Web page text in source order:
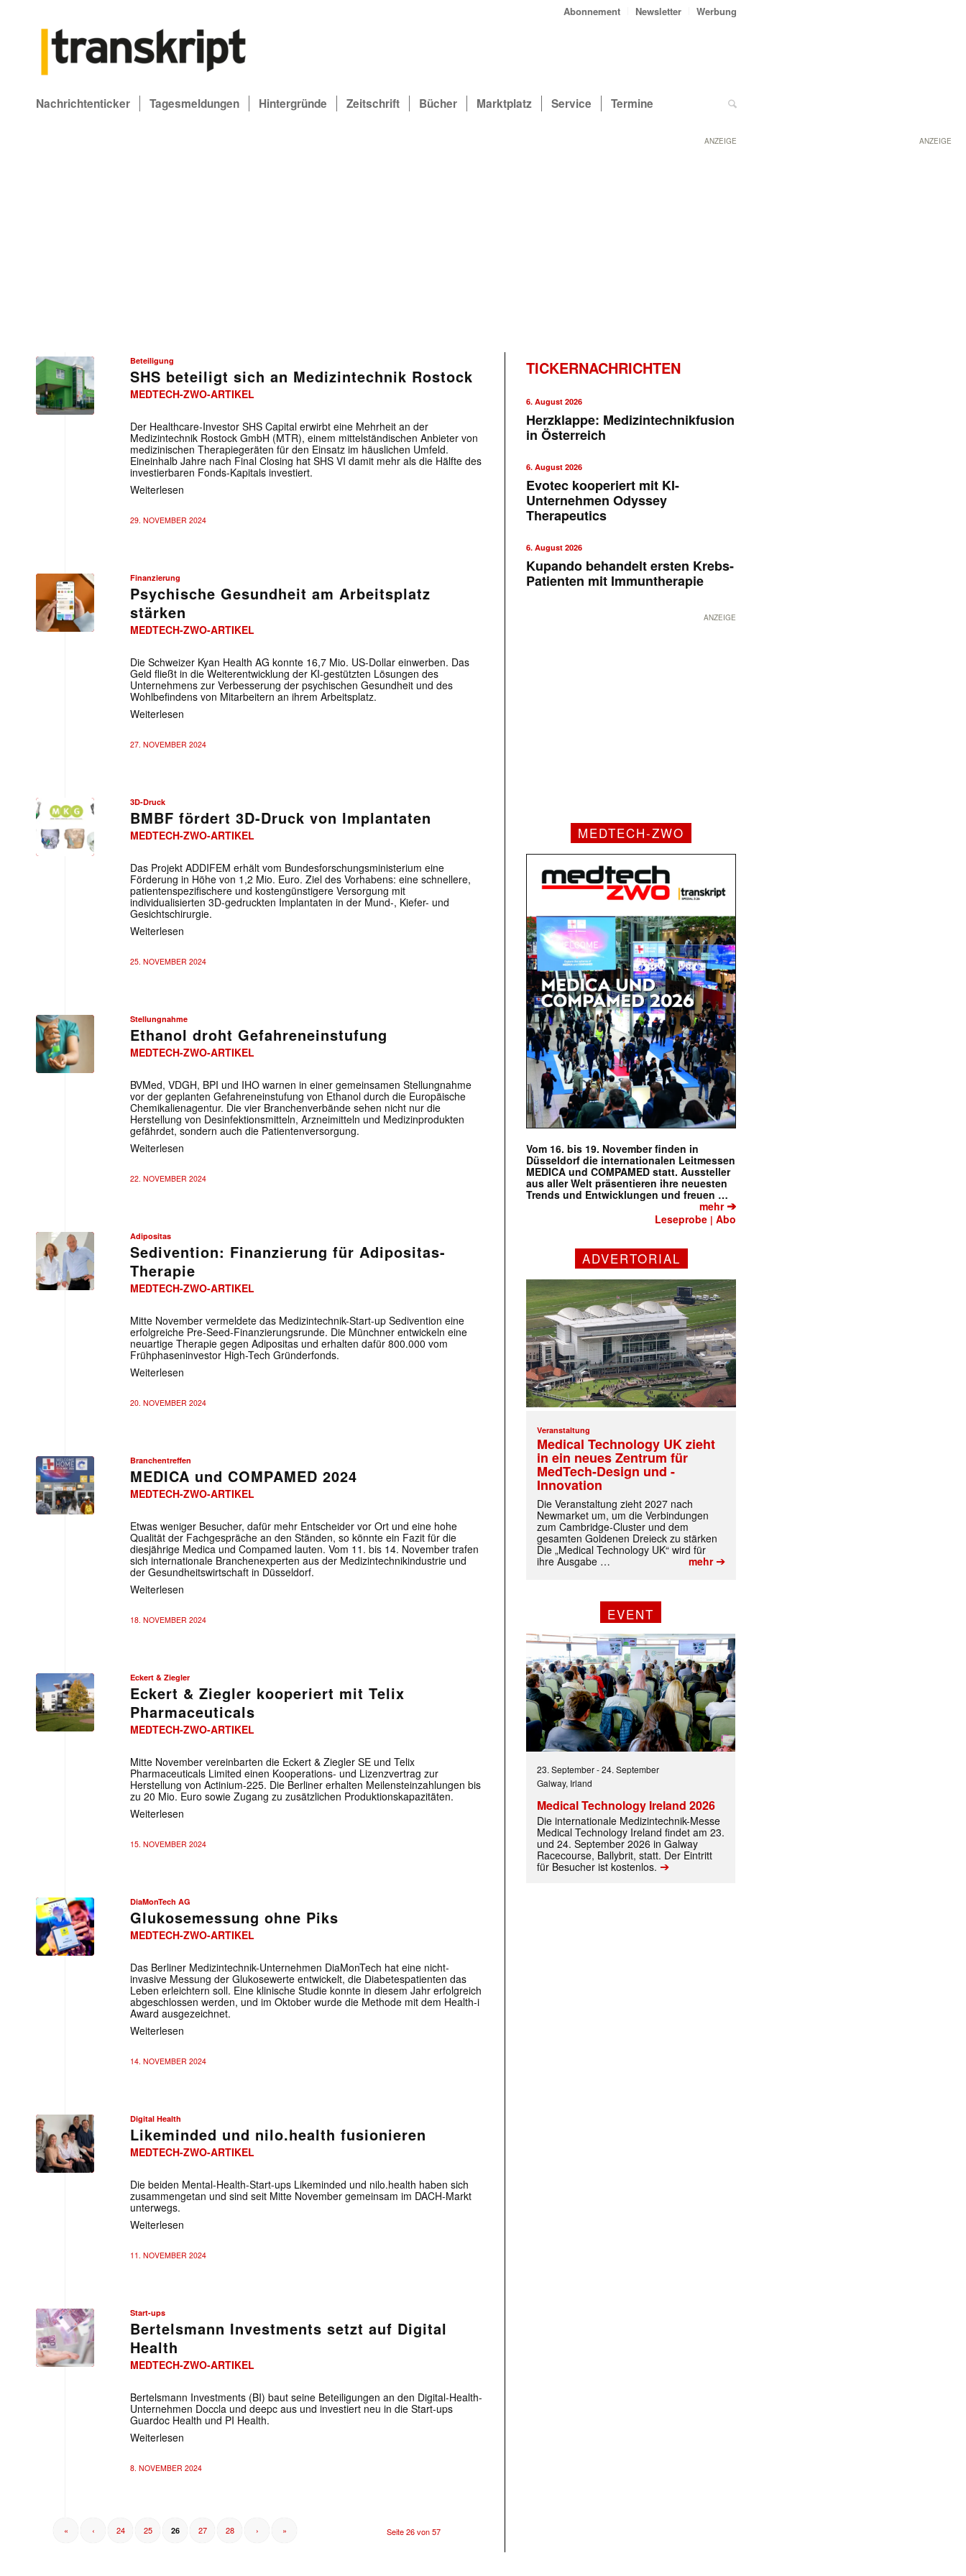
ANZEIGE
Mit dem |transkript-Newsletter jede Woche aktuell informiert.
Abonnement Newsletter Werbung
Nachrichtenticker Tagesmeldungen Hintergründe Zeitschrift Bücher Marktplatz Service Termine
ANZEIGE
Beteiligung
SHS beteiligt sich an Medizintechnik Rostock
MEDTECH-ZWO-ARTIKEL
Der Healthcare-Investor SHS Capital erwirbt eine Mehrheit an der
Medizintechnik Rostock GmbH (MTR), einem mittelständischen Anbieter von
medizinischen Therapiegeräten für den Einsatz im häuslichen Umfeld.
Eineinhalb Jahre nach Final Closing hat SHS VI damit mehr als die Hälfte des
investierbaren Fonds-Kapitals investiert.
Weiterlesen
29. NOVEMBER 2024
Finanzierung
Psychische Gesundheit am Arbeitsplatz
stärken
MEDTECH-ZWO-ARTIKEL
Die Schweizer Kyan Health AG konnte 16,7 Mio. US-Dollar einwerben. Das
Geld fließt in die Weiterentwicklung der KI-gestützten Lösungen des
Unternehmens zur Verbesserung der psychischen Gesundheit und des
Wohlbefindens von Mitarbeitern an ihrem Arbeitsplatz.
Weiterlesen
27. NOVEMBER 2024
3D-Druck
BMBF fördert 3D-Druck von Implantaten
MEDTECH-ZWO-ARTIKEL
Das Projekt ADDIFEM erhält vom Bundesforschungsministerium eine
Förderung in Höhe von 1,2 Mio. Euro. Ziel des Vorhabens: eine schnellere,
patientenspezifischere und kostengünstigere Versorgung mit
individualisierten 3D-gedruckten Implantaten in der Mund-, Kiefer- und
Gesichtschirurgie.
Weiterlesen
25. NOVEMBER 2024
Stellungnahme
Ethanol droht Gefahreneinstufung
MEDTECH-ZWO-ARTIKEL
BVMed, VDGH, BPI und IHO warnen in einer gemeinsamen Stellungnahme
vor der geplanten Gefahreneinstufung von Ethanol durch die Europäische
Chemikalienagentur. Die vier Branchenverbände sehen nicht nur die
Herstellung von Desinfektionsmitteln, Arzneimitteln und Medizinprodukten
gefährdet, sondern auch die Patientenversorgung.
Weiterlesen
22. NOVEMBER 2024
Adipositas
Sedivention: Finanzierung für Adipositas-
Therapie
MEDTECH-ZWO-ARTIKEL
Mitte November vermeldete das Medizintechnik-Start-up Sedivention eine
erfolgreiche Pre-Seed-Finanzierungsrunde. Die Münchner entwickeln eine
neuartige Therapie gegen Adipositas und erhalten dafür 800.000 vom
Frühphaseninvestor High-Tech Gründerfonds.
Weiterlesen
20. NOVEMBER 2024
Branchentreffen
MEDICA und COMPAMED 2024
MEDTECH-ZWO-ARTIKEL
Etwas weniger Besucher, dafür mehr Entscheider vor Ort und eine hohe
Qualität der Fachgespräche an den Ständen, so könnte ein Fazit für die
diesjährige Medica und Compamed lauten. Vom 11. bis 14. November trafen
sich internationale Branchenexperten aus der Medizintechnikindustrie und
der Gesundheitswirtschaft in Düsseldorf.
Weiterlesen
18. NOVEMBER 2024
Eckert & Ziegler
Eckert & Ziegler kooperiert mit Telix
Pharmaceuticals
MEDTECH-ZWO-ARTIKEL
Mitte November vereinbarten die Eckert & Ziegler SE und Telix
Pharmaceuticals Limited einen Kooperations- und Lizenzvertrag zur
Herstellung von Actinium-225. Die Berliner erhalten Meilensteinzahlungen bis
zu 20 Mio. Euro sowie Zugang zu zusätzlichen Produktionskapazitäten.
Weiterlesen
15. NOVEMBER 2024
DiaMonTech AG
Glukosemessung ohne Piks
MEDTECH-ZWO-ARTIKEL
Das Berliner Medizintechnik-Unternehmen DiaMonTech hat eine nicht-
invasive Messung der Glukosewerte entwickelt, die Diabetespatienten das
Leben erleichtern soll. Eine klinische Studie konnte in diesem Jahr erfolgreich
abgeschlossen werden, und im Oktober wurde die Methode mit dem Health-i
Award ausgezeichnet.
Weiterlesen
14. NOVEMBER 2024
Digital Health
Likeminded und nilo.health fusionieren
MEDTECH-ZWO-ARTIKEL
Die beiden Mental-Health-Start-ups Likeminded und nilo.health haben sich
zusammengetan und sind seit Mitte November gemeinsam im DACH-Markt
unterwegs.
Weiterlesen
11. NOVEMBER 2024
Start-ups
Bertelsmann Investments setzt auf Digital
Health
MEDTECH-ZWO-ARTIKEL
Bertelsmann Investments (BI) baut seine Beteiligungen an den Digital-Health-
Unternehmen Doccla und deepc aus und investiert neu in die Start-ups
Guardoc Health und PI Health.
Weiterlesen
8. NOVEMBER 2024
Seite 26 von 57
« ‹ 24 25 26 27 28 › »
TICKERNACHRICHTEN
6. August 2026
Herzklappe: Medizintechnikfusion
in Österreich
6. August 2026
Evotec kooperiert mit KI-
Unternehmen Odyssey
Therapeutics
6. August 2026
Kupando behandelt ersten Krebs-
Patienten mit Immuntherapie
ANZEIGE
MEDTECH-ZWO
Vom 16. bis 19. November finden in
Düsseldorf die internationalen Leitmessen
MEDICA und COMPAMED statt. Aussteller
aus aller Welt präsentieren ihre neuesten
Trends und Entwicklungen und freuen …
mehr➔
Leseprobe |Abo
ADVERTORIAL
Veranstaltung
Medical Technology UK zieht
in ein neues Zentrum für
MedTech-Design und -
Innovation
Die Veranstaltung zieht 2027 nach
Newmarket um, um die Verbindungen
zum Cambridge-Cluster und dem
gesamten Goldenen Dreieck zu stärken
Die „Medical Technology UK“ wird für
ihre Ausgabe …
mehr➔
EVENT
23. September-24. September
Galway, Irland
Medical Technology Ireland 2026
Die internationale Medizintechnik-Messe
Medical Technology Ireland findet am 23.
und 24. September 2026 in Galway
Racecourse, Ballybrit, statt. Der Eintritt
für Besucher ist kostenlos. ➔